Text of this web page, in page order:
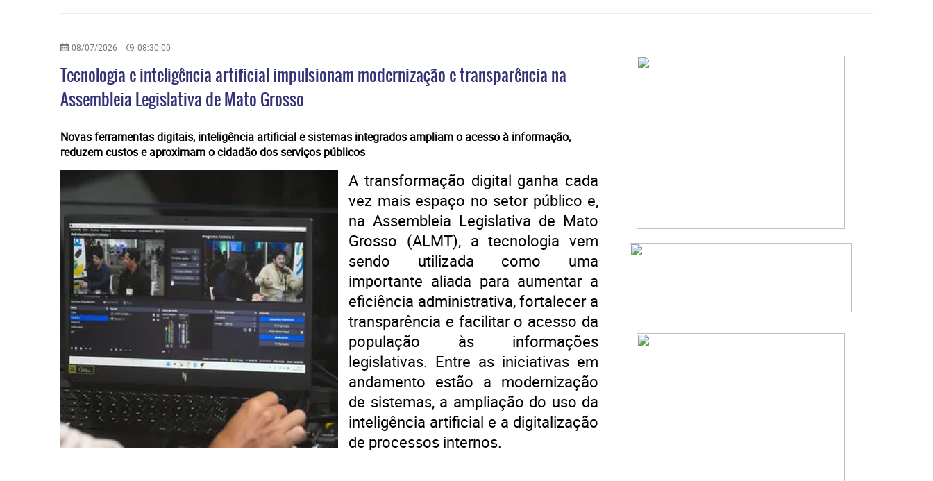
08/07/2026 08:30:00
Tecnologia e inteligência artificial impulsionam modernização e transparência na
Assembleia Legislativa de Mato Grosso
Novas ferramentas digitais, inteligência artificial e sistemas integrados ampliam o acesso à informação,
reduzem custos e aproximam o cidadão dos serviços públicos
A transformação digital ganha cada
vez mais espaço no setor público e,
na Assembleia Legislativa de Mato
Grosso (ALMT), a tecnologia vem
sendo utilizada como uma
importante aliada para aumentar a
eficiência administrativa, fortalecer a
transparência e facilitar o acesso da
população às informações
legislativas. Entre as iniciativas em
andamento estão a modernização
de sistemas, a ampliação do uso da
inteligência artificial e a digitalização
de processos internos.